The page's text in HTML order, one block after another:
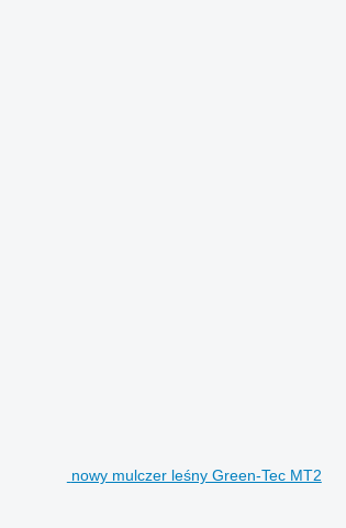
nowy mulczer leśny Green-Tec MT2